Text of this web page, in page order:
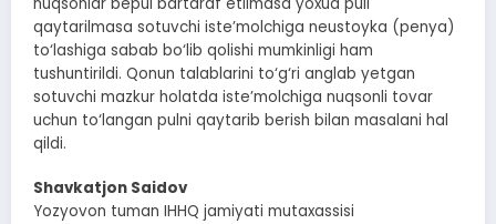
qaytarilmasa sotuvchi iste’molchiga neustoyka (penya)
to‘lashiga sabab bo‘lib qolishi mumkinligi ham
tushuntirildi. Qonun talablarini to‘g‘ri anglab yetgan
sotuvchi mazkur holatda iste’molchiga nuqsonli tovar
uchun to‘langan pulni qaytarib berish bilan masalani hal
qildi.
Shavkatjon Saidov
Yozyovon tuman IHHQ jamiyati mutaxassisi